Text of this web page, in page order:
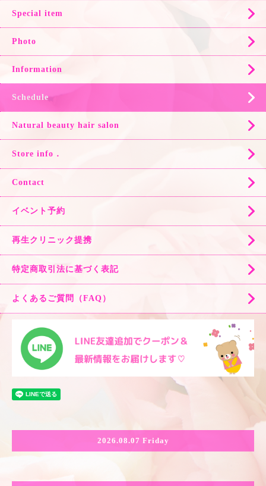
Special item
Photo
Information
Schedule
Natural beauty hair salon
Store info．
Contact
イベント予約
再生クリニック提携
特定商取引法に基づく表記
よくあるご質問（FAQ）
2026.08.07 Friday